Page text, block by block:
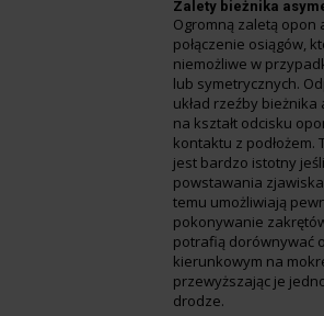
Zalety bieżnika
Ogromną zaletą opon
połączenie osiągów,
niemożliwe w
lub symetrycznych.
układ rzeźby
na kształt odcisku
kontaktu z podłożem.
jest bardzo istotny
powstawania
temu umożliwiają
pokonywanie
potrafią dorównywać
kierunkowym na
przewyższając je
drodze.